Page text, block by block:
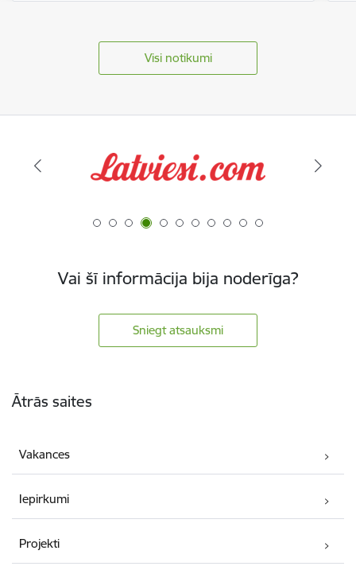
Visi notikumi
Vai šī informācija bija noderīga?
Sniegt atsauksmi
Ātrās saites
Vakances
Iepirkumi
Projekti